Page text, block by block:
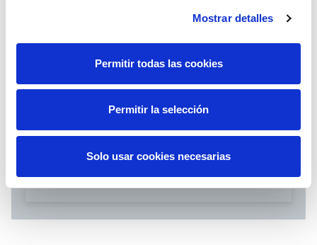
Mostrar detalles
Permitir todas las cookies
Permitir la selección
Solo usar cookies necesarias
Descargas
Comunicado sobre el acuerdo de
propuesta de sanción en el
2019 (PDF - 118.95 Kb)
Descargar